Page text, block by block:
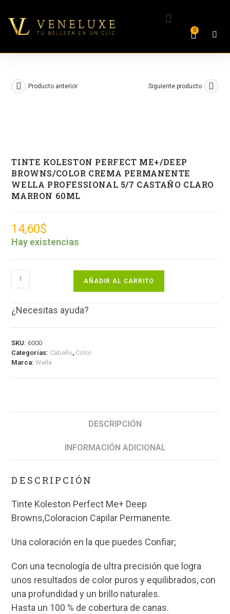
0
Producto anterior Siguiente producto
TINTE KOLESTON PERFECT ME+/DEEP
BROWNS/COLOR CREMA PERMANENTE
WELLA PROFESSIONAL 5/7 CASTAÑO CLARO
MARRON 60ML
14,60$
Hay existencias
AÑADIR AL CARRITO
¿Necesitas ayuda?
SKU:6000
Categorías: Cabello, Color
Marca:Wella
DESCRIPCIÓN
INFORMACIÓN ADICIONAL
DESCRIPCIÓN
Tinte Koleston Perfect Me+ Deep
Browns,Coloracion Capilar Permanente.
Una coloración en la que puedes Confiar;
Con una tecnología de ultra precisión que logra
unos resultados de color puros y equilibrados, con
una profundidad y un brillo naturales.
Hasta un 100 % de cobertura de canas.